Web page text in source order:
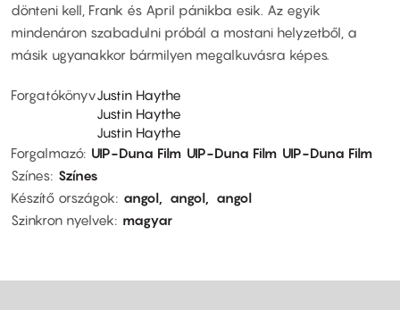
dönteni kell, Frank és April pánikba esik. Az egyik
mindenáron szabadulni próbál a mostani helyzetből, a
másik ugyanakkor bármilyen megalkuvásra képes.
ForgatókönyvJustin Haythe
Justin Haythe
Justin Haythe
Forgalmazó UIP-Duna Film UIP-Duna Film UIP-Duna Film
Színes Színes
Készítő országok
angol angol
angol
Szinkron nyelvek
magyar